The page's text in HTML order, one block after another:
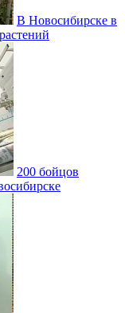
В Новосибирске в
200 бойцов